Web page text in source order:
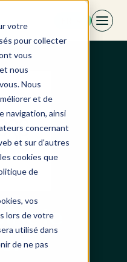
votre
pour collecter
vous
nous
Nous
et de
navigation, ainsi
concernant
et sur d'autres
cookies que
de
vos
lors de votre
utilisé dans
de ne pas
le